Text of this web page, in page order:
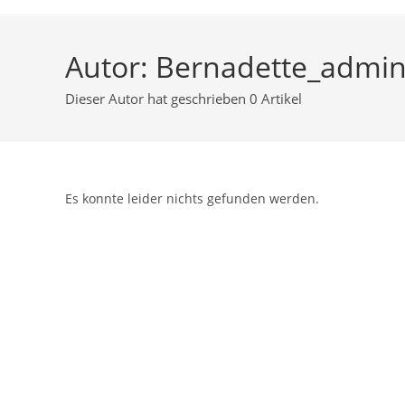
Autor:
Dieser Autor hat geschrieben 0 Artikel
Es konnte leider nichts gefunden werden.